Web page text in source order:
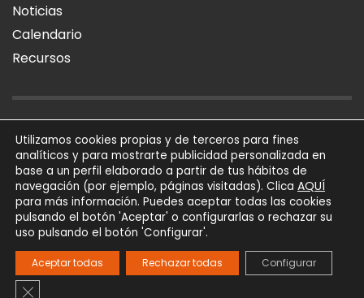
Noticias
Calendario
Recursos
AVISO LEGAL POLÍTICA DE PRIVACIDAD POLÍTICA DE COOKIES
SÍGUENOS
AFIAL Asociación © 2026
Todos los derechos
reservados
Powered by
Trígono
Comunicación
Utilizamos cookies propias y de terceros para fines
analíticos y para mostrarte publicidad personalizada en
base a un perfil elaborado a partir de tus hábitos de
navegación (por ejemplo, páginas visitadas). Clica AQUÍ
para más información. Puedes aceptar todas las cookies
pulsando el botón 'Aceptar' o configurarlas o rechazar su
uso pulsando el botón 'Configurar'.
Aceptar todas Rechazar todas Configurar
Cerrar el banner de cookies RGPD